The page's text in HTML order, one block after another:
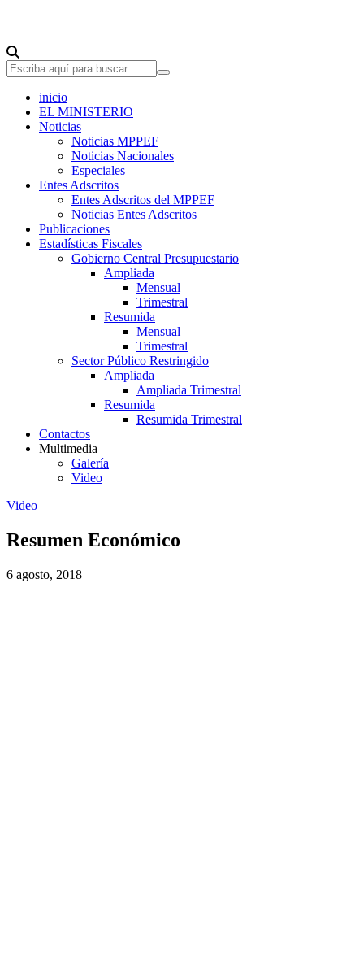
inicio
EL MINISTERIO
Noticias
Noticias MPPEF
Noticias Nacionales
Especiales
Entes Adscritos
Entes Adscritos del MPPEF
Noticias Entes Adscritos
Publicaciones
Estadísticas Fiscales
Gobierno Central Presupuestario
Ampliada
Mensual
Trimestral
Resumida
Mensual
Trimestral
Sector Público Restringido
Ampliada
Ampliada Trimestral
Resumida
Resumida Trimestral
Contactos
Multimedia
Galería
Video
Video
Resumen Económico
6 agosto, 2018